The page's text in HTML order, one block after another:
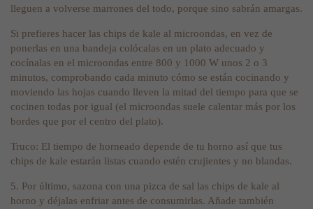
lleguen a volverse marrones del todo, porque sino sabrán amargas.
Si prefieres hacer las chips de kale al microondas, en vez de
ponerlas en una bandeja colócalas en un plato adecuado y
cocínalas en el microondas entre 800 y 1000 W unos 2 o 3
minutos, comprobando cada minuto cómo se están cocinando y
moviendo las hojas cuando lleven la mitad del tiempo para que se
cocinen todas por igual (el microondas suele calentar más por los
bordes que por el centro del plato).
Truco: El tiempo de horneado depende de tu horno así que tus
chips de kale estarán listas cuando estén crujientes y no blandas.
5. Por último, sazona con una pizca de sal las chips de kale al
horno y déjalas enfriar antes de consumirlas. Añade también